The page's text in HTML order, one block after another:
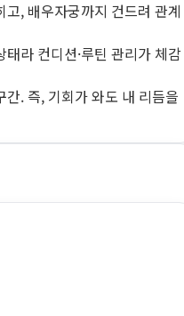
, 배우자궁까지 건드려 관계
라 컨디션·루틴 관리가 체감
간. 즉, 기회가 와도 내 리듬을